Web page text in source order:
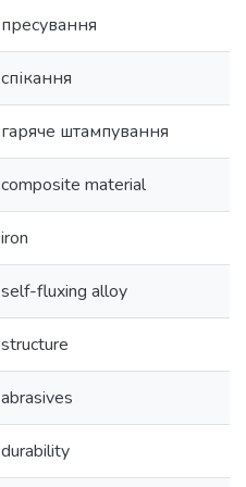
пресування
спікання
гаряче штампування
composite material
iron
self-fluxing alloy
structure
abrasives
durability